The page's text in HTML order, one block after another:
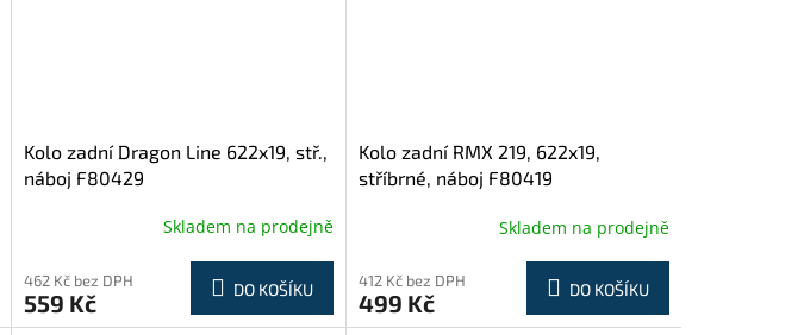
Kolo zadní Dragon Line 622x19, stř.,
náboj F80429
Skladem na prodejně
462 Kč bez DPH
559 Kč DO KOŠÍKU
Kolo zadní RMX 219, 622x19,
stříbrné, náboj F80419
Skladem na prodejně
412 Kč bez DPH
499 Kč DO KOŠÍKU